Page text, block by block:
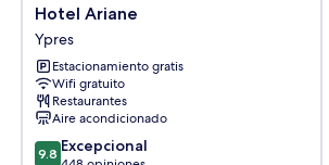
Hotel
Ariane
Ypres
Hotel Ariane
Ypres
Estacionamiento gratis
Wifi gratuito
Restaurantes
Aire acondicionado
9.8
9.8 Excepcional